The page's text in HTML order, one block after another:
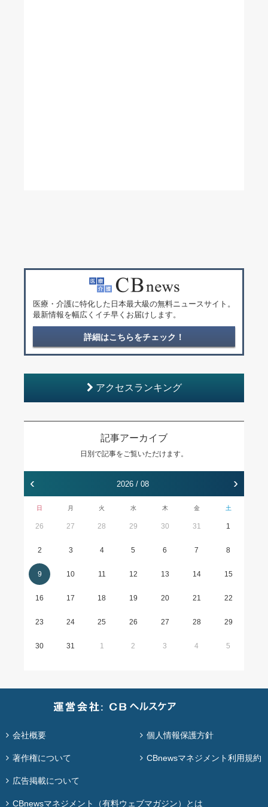
医療・介護に特化した日本最大級の無料ニュースサイト。
最新情報を幅広くイチ早くお届けします。
詳細はこちらをチェック！
アクセスランキング
記事アーカイブ
日別で記事をご覧いただけます。
‹ 2026 / 08 ›
日 月 火 水 木 金 土
26 27 28 29 30 31 1
2 3 4 5 6 7 8
9 10 11 12 13 14 15
16 17 18 19 20 21 22
23 24 25 26 27 28 29
30 31 1 2 3 4 5
会社概要 個人情報保護方針
著作権について CBnewsマネジメント利用規約
広告掲載について
CBnewsマネジメント（有料ウェブマガジン）とは